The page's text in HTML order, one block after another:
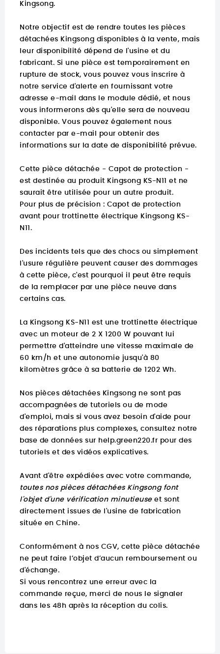
Kingsong.
Notre objectif est de rendre toutes les pièces
détachées Kingsong disponibles à la vente, mais
leur disponibilité dépend de l'usine et du
fabricant. Si une pièce est temporairement en
rupture de stock, vous pouvez vous inscrire à
notre service d'alerte en fournissant votre
adresse e-mail dans le module dédié, et nous
vous informerons dès qu'elle sera de nouveau
disponible. Vous pouvez également nous
contacter par e-mail pour obtenir des
informations sur la date de disponibilité prévue.
Cette pièce détachée - Capot de protection -
est destinée au produit Kingsong KS-N11 et ne
saurait être utilisée pour un autre produit.
Pour plus de précision : Capot de protection
avant pour trottinette électrique Kingsong KS-
N11.
Des incidents tels que des chocs ou simplement
l'usure régulière peuvent causer des dommages
à cette pièce, c'est pourquoi il peut être requis
de la remplacer par une pièce neuve dans
certains cas.
La Kingsong KS-N11 est une trottinette électrique
avec un moteur de 2 X 1200 W pouvant lui
permettre d'atteindre une vitesse maximale de
60 km/h et une autonomie jusqu'à 80
kilomètres grâce à sa batterie de 1202 Wh.
Nos pièces détachées Kingsong ne sont pas
accompagnées de tutoriels ou de mode
d'emploi, mais si vous avez besoin d'aide pour
des réparations plus complexes, consultez notre
base de données sur help.green220.fr pour des
tutoriels et des vidéos explicatives.
Avant d'être expédiées avec votre commande,
toutes nos pièces détachées Kingsong font
l'objet d'une vérification minutieuseet sont
directement issues de l'usine de fabrication
située en Chine.
Conformément à nos CGV, cette pièce détachée
ne peut faire l’objet d’aucun remboursement ou
d'échange.
Si vous rencontrez une erreur avec la
commande reçue, merci de nous le signaler
dans les 48h après la réception du colis.